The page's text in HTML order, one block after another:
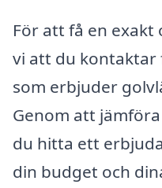
För att få en
vi att du kontaktar
som erbjuder
Genom att
du hitta ett
din budget och